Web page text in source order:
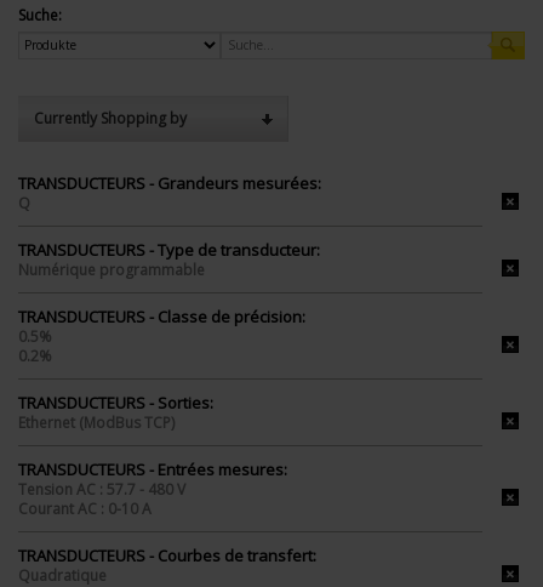
Suche:
Currently Shopping by
TRANSDUCTEURS - Grandeurs mesurées:
Q
TRANSDUCTEURS - Type de transducteur:
Numérique programmable
TRANSDUCTEURS - Classe de précision:
0.5%
0.2%
TRANSDUCTEURS - Sorties:
Ethernet (ModBus TCP)
TRANSDUCTEURS - Entrées mesures:
Tension AC : 57.7 - 480 V
Courant AC : 0-10 A
TRANSDUCTEURS - Courbes de transfert:
Quadratique